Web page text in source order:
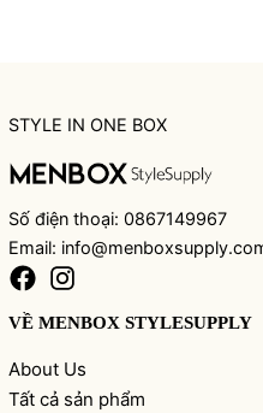
STYLE IN ONE BOX
Số điện thoại: 0867149967
Email:
VỀ MENBOX STYLESUPPLY
About Us
Tất cả sản phẩm